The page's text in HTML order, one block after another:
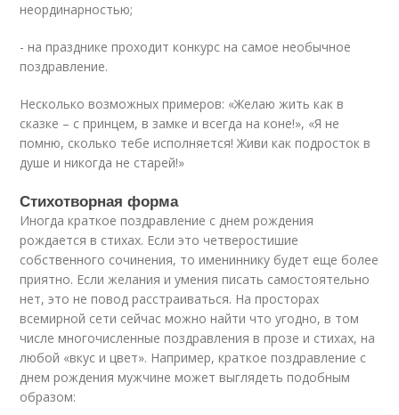
неординарностью;
- на празднике проходит конкурс на самое необычное
поздравление.
Несколько возможных примеров: «Желаю жить как в
сказке – с принцем, в замке и всегда на коне!», «Я не
помню, сколько тебе исполняется! Живи как подросток в
душе и никогда не старей!»
Стихотворная форма
Иногда краткое поздравление с днем рождения
рождается в стихах. Если это четверостишие
собственного сочинения, то имениннику будет еще более
приятно. Если желания и умения писать самостоятельно
нет, это не повод расстраиваться. На просторах
всемирной сети сейчас можно найти что угодно, в том
числе многочисленные поздравления в прозе и стихах, на
любой «вкус и цвет». Например, краткое поздравление с
днем рождения мужчине может выглядеть подобным
образом: